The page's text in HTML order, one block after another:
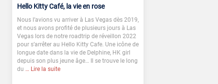
Hello Kitty Café, la vie en rose
Nous l’avions vu arriver à Las Vegas dès 2019,
et nous avons profité de plusieurs jours à Las
Vegas lors de notre roadtrip de réveillon 2022
pour s’arrêter au Hello Kitty Cafe. Une icône de
longue date dans la vie de Delphine, HK girl
depuis son plus jeune âge… Il se trouve le long
du … Lire la suite